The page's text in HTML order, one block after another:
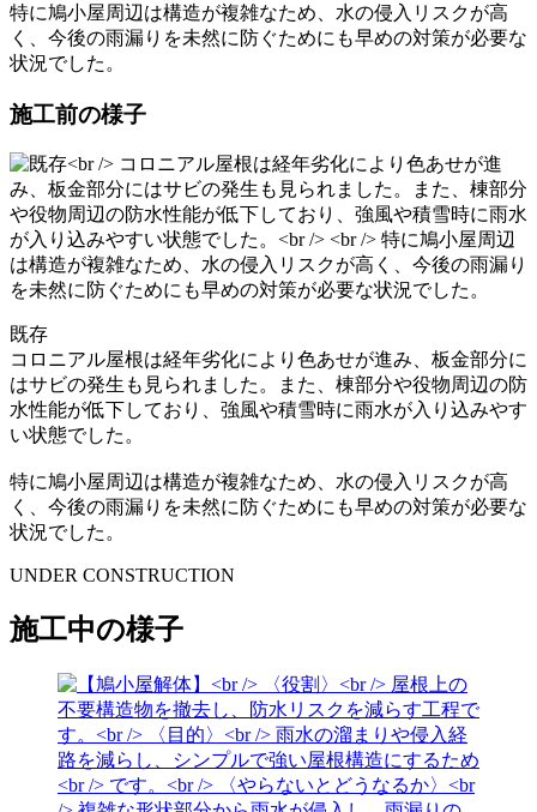
特に鳩小屋周辺は構造が複雑なため、水の侵入リスクが高
く、今後の雨漏りを未然に防ぐためにも早めの対策が必要な
状況でした。
施工前の様子
既存
コロニアル屋根は経年劣化により色あせが進み、板金部分に
はサビの発生も見られました。また、棟部分や役物周辺の防
水性能が低下しており、強風や積雪時に雨水が入り込みやす
い状態でした。
特に鳩小屋周辺は構造が複雑なため、水の侵入リスクが高
く、今後の雨漏りを未然に防ぐためにも早めの対策が必要な
状況でした。
UNDER CONSTRUCTION
施工中の様子